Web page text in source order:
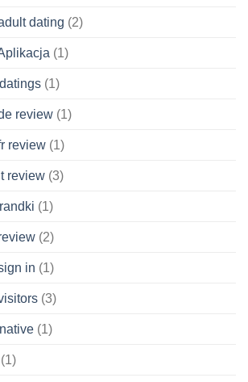
dating (2)
(1)
(1)
review (1)
review (1)
review (3)
(1)
(2)
in (1)
(3)
(1)
(1)